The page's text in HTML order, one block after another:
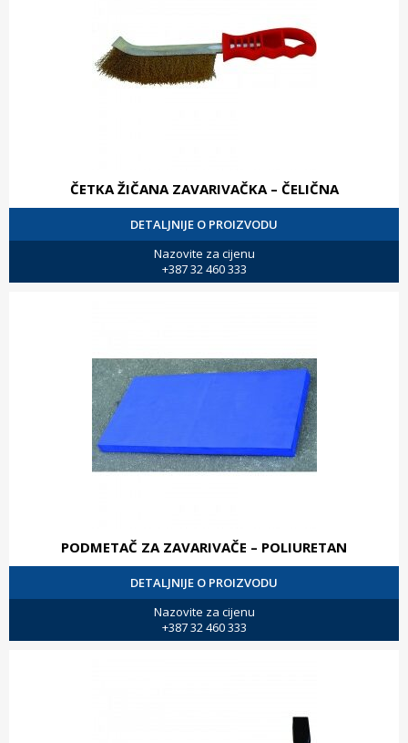
ČETKA ŽIČANA ZAVARIVAČKA – ČELIČNA
DETALJNIJE O PROIZVODU
Nazovite za cijenu
+387 32 460 333
PODMETAČ ZA ZAVARIVAČE – POLIURETAN
DETALJNIJE O PROIZVODU
Nazovite za cijenu
+387 32 460 333